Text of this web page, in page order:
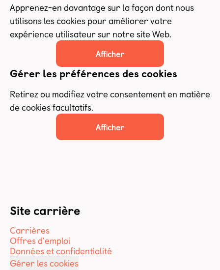
Apprenez-en davantage sur la façon dont nous
utilisons les cookies pour améliorer votre
expérience utilisateur sur notre site Web.
Afficher
Gérer les préférences des cookies
Retirez ou modifiez votre consentement en matière
de cookies facultatifs.
Afficher
Site carrière
Carrières
Offres d'emploi
Données et confidentialité
Gérer les cookies